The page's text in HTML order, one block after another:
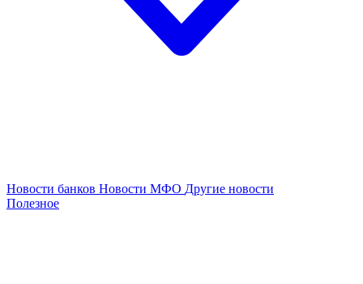
Новости банков Новости МФО Другие новости
Полезное